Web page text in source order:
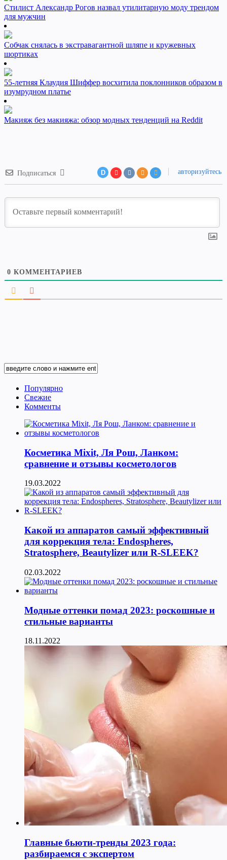
Стилист Александр Рогов назвал утилитарную моду трендом
для мужчин
Собчак снялась в экстравагантной шляпе и кружевных
шортиках
55-летняя Клаудия Шиффер восхитила поклонников образом в
изумрудном платье
Макияж без макияжа: обзор модных тенденций на Reddit
Подписаться D авторизуйтесь
0 КОММЕНТАРИЕВ
Популярно
Свежие
Комменты
Косметика Мixit, Ля Рош, Ланком:
сравнение и отзывы косметологов
19.03.2022
Какой из аппаратов самый эффективный
для коррекция тела: Endospheres,
Stratosphere, Beautylizer или R-SLEEK?
02.03.2022
Модные оттенки помад 2023: роскошные и
стильные варианты
18.11.2022
Главные бьюти-тренды 2023 года:
разбираемся с экспертом